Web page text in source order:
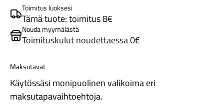
Toimitus luoksesi
Tämä tuote: toimitus 8€
Nouda myymälästä
Toimituskulut noudettaessa 0€
Maksutavat
Käytössäsi monipuolinen valikoima eri
maksutapavaihtoehtoja.